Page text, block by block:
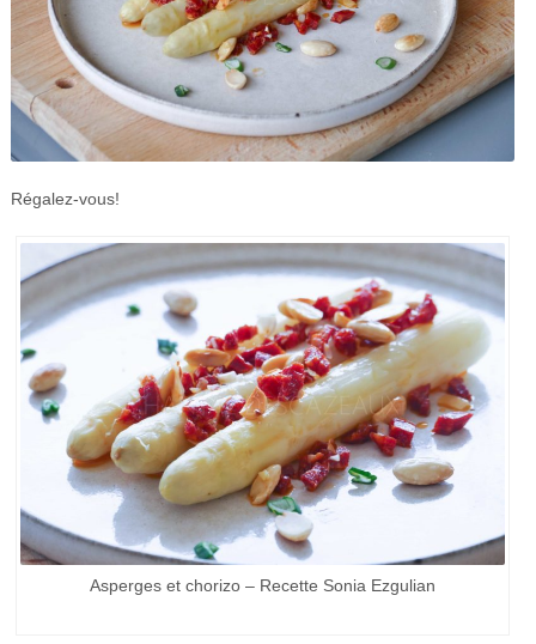
Régalez-vous!
Asperges et chorizo – Recette Sonia Ezgulian